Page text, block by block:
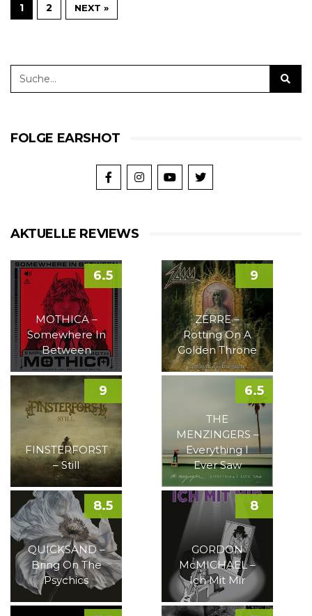
1 2 NEXT »
FOLGE EARSHOT
AKTUELLE REVIEWS
MOTHICA –
Somewhere In
Between
6.5
ZERRE –
Rotting On A
Golden Throne
9
FINSTERFORST
– Still
9
THE
MENZINGERS –
Everything I
Ever Saw
6.5
QUICKSAND –
Bring On The
Psychics
8.5
GORDON
McMICHAEL –
Ich Mit Mir
8